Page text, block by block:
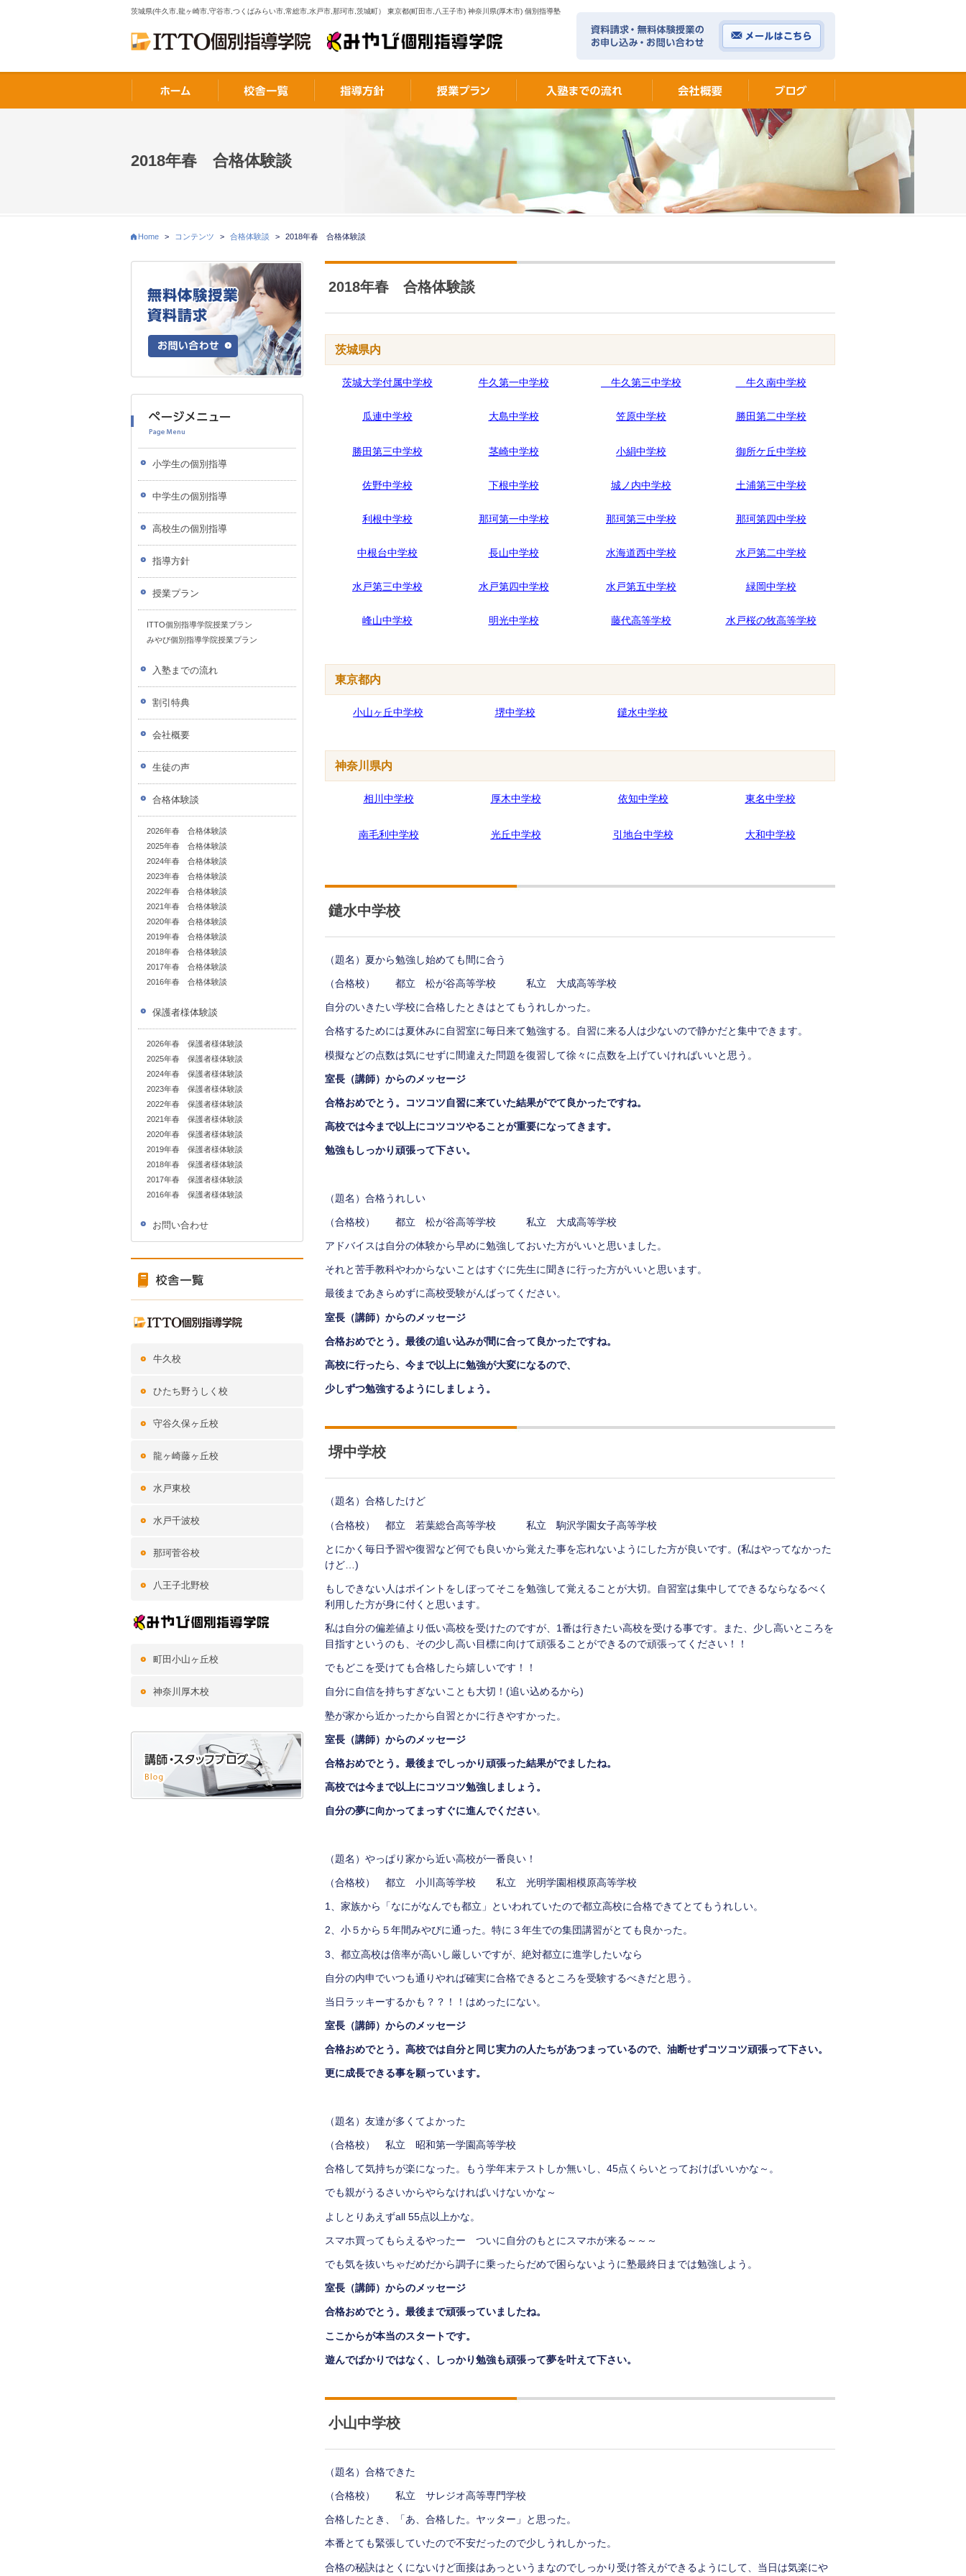
茨城県(牛久市,龍ヶ崎市,守谷市,つくばみらい市,常総市,水戸市,那珂市,茨城町） 東京都(町田市,八王子市) 神奈川県(厚木市) 個別指導塾
2018年春 合格体験談
Home > コンテンツ > 合格体験談 > 2018年春 合格体験談
2018年春 合格体験談
茨城県内
茨城大学付属中学校 牛久第一中学校 牛久第三中学校 牛久南中学校
瓜連中学校 大島中学校 笠原中学校 勝田第二中学校
勝田第三中学校 茎崎中学校 小絹中学校 御所ケ丘中学校
佐野中学校 下根中学校 城ノ内中学校 土浦第三中学校
利根中学校 那珂第一中学校 那珂第三中学校 那珂第四中学校
中根台中学校 長山中学校 水海道西中学校 水戸第二中学校
水戸第三中学校 水戸第四中学校 水戸第五中学校 緑岡中学校
峰山中学校 明光中学校 藤代高等学校 水戸桜の牧高等学校
東京都内
小山ヶ丘中学校 堺中学校 鑓水中学校
神奈川県内
相川中学校 厚木中学校 依知中学校 東名中学校
南毛利中学校 光丘中学校 引地台中学校 大和中学校
鑓水中学校
（題名）夏から勉強し始めても間に合う
（合格校） 都立 松が谷高等学校 私立 大成高等学校
自分のいきたい学校に合格したときはとてもうれしかった。
合格するためには夏休みに自習室に毎日来て勉強する。自習に来る人は少ないので静かだと集中できます。
模擬などの点数は気にせずに間違えた問題を復習して徐々に点数を上げていければいいと思う。
室長（講師）からのメッセージ
合格おめでとう。コツコツ自習に来ていた結果がでて良かったですね。
高校では今まで以上にコツコツやることが重要になってきます。
勉強もしっかり頑張って下さい。
（題名）合格うれしい
（合格校） 都立 松が谷高等学校 私立 大成高等学校
アドバイスは自分の体験から早めに勉強しておいた方がいいと思いました。
それと苦手教科やわからないことはすぐに先生に聞きに行った方がいいと思います。
最後まであきらめずに高校受験がんばってください。
室長（講師）からのメッセージ
合格おめでとう。最後の追い込みが間に合って良かったですね。
高校に行ったら、今まで以上に勉強が大変になるので、
少しずつ勉強するようにしましょう。
堺中学校
（題名）合格したけど
（合格校） 都立 若葉総合高等学校 私立 駒沢学園女子高等学校
とにかく毎日予習や復習など何でも良いから覚えた事を忘れないようにした方が良いです。(私はやってなかった
けど…)
もしできない人はポイントをしぼってそこを勉強して覚えることが大切。自習室は集中してできるならなるべく
利用した方が身に付くと思います。
私は自分の偏差値より低い高校を受けたのですが、1番は行きたい高校を受ける事です。また、少し高いところを
目指すというのも、その少し高い目標に向けて頑張ることができるので頑張ってください！！
でもどこを受けても合格したら嬉しいです！！
自分に自信を持ちすぎないことも大切！(追い込めるから)
塾が家から近かったから自習とかに行きやすかった。
室長（講師）からのメッセージ
合格おめでとう。最後までしっかり頑張った結果がでましたね。
高校では今まで以上にコツコツ勉強しましょう。
自分の夢に向かってまっすぐに進んでください。
（題名）やっぱり家から近い高校が一番良い！
（合格校） 都立 小川高等学校 私立 光明学園相模原高等学校
1、家族から「なにがなんでも都立」といわれていたので都立高校に合格できてとてもうれしい。
2、小５から５年間みやびに通った。特に３年生での集団講習がとても良かった。
3、都立高校は倍率が高いし厳しいですが、絶対都立に進学したいなら
自分の内申でいつも通りやれば確実に合格できるところを受験するべきだと思う。
当日ラッキーするかも？？！！はめったにない。
室長（講師）からのメッセージ
合格おめでとう。高校では自分と同じ実力の人たちがあつまっているので、油断せずコツコツ頑張って下さい。
更に成長できる事を願っています。
（題名）友達が多くてよかった
（合格校） 私立 昭和第一学園高等学校
合格して気持ちが楽になった。もう学年末テストしか無いし、45点くらいとっておけばいいかな～。
でも親がうるさいからやらなければいけないかな～
よしとりあえずall 55点以上かな。
スマホ買ってもらえるやったー ついに自分のもとにスマホが来る～～～
でも気を抜いちゃだめだから調子に乗ったらだめで困らないように塾最終日までは勉強しよう。
室長（講師）からのメッセージ
合格おめでとう。最後まで頑張っていましたね。
ここからが本当のスタートです。
遊んでばかりではなく、しっかり勉強も頑張って夢を叶えて下さい。
小山中学校
（題名）合格できた
（合格校） 私立 サレジオ高等専門学校
合格したとき、「あ、合格した。ヤッター」と思った。
本番とても緊張していたので不安だったので少しうれしかった。
合格の秘訣はとくにないけど面接はあっというまなのでしっかり受け答えができるようにして、当日は気楽にや
小学生の個別指導
中学生の個別指導
高校生の個別指導
指導方針
授業プラン
ITTO個別指導学院授業プラン
みやび個別指導学院授業プラン
入塾までの流れ
割引特典
会社概要
生徒の声
合格体験談
2026年春 合格体験談
2025年春 合格体験談
2024年春 合格体験談
2023年春 合格体験談
2022年春 合格体験談
2021年春 合格体験談
2020年春 合格体験談
2019年春 合格体験談
2018年春 合格体験談
2017年春 合格体験談
2016年春 合格体験談
保護者様体験談
2026年春 保護者様体験談
2025年春 保護者様体験談
2024年春 保護者様体験談
2023年春 保護者様体験談
2022年春 保護者様体験談
2021年春 保護者様体験談
2020年春 保護者様体験談
2019年春 保護者様体験談
2018年春 保護者様体験談
2017年春 保護者様体験談
2016年春 保護者様体験談
お問い合わせ
牛久校
ひたち野うしく校
守谷久保ヶ丘校
龍ヶ崎藤ヶ丘校
水戸東校
水戸千波校
那珂菅谷校
八王子北野校
町田小山ヶ丘校
神奈川厚木校